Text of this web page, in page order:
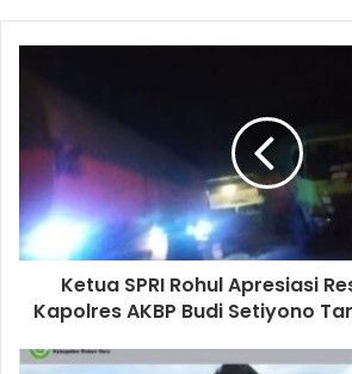
Ketua SPRI Rohul Apresiasi
Kapolres AKBP Budi Setiyono